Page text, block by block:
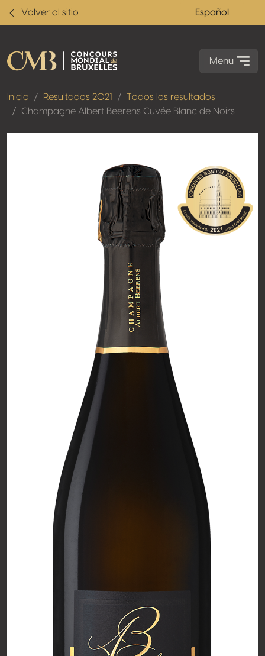
Volver al sitio Español
Menu
Inicio Resultados 2021
Todos los resultados
Champagne Albert Beerens Cuvée Blanc de Noirs